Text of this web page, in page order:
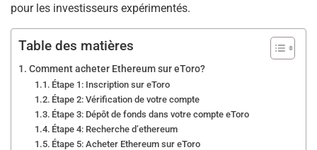
pour les investisseurs expérimentés.
Table des matières
Comment acheter Ethereum sur eToro?
Étape 1: Inscription sur eToro
Étape 2: Vérification de votre compte
Étape 3: Dépôt de fonds dans votre compte eToro
Étape 4: Recherche d’ethereum
Étape 5: Acheter Ethereum sur eToro